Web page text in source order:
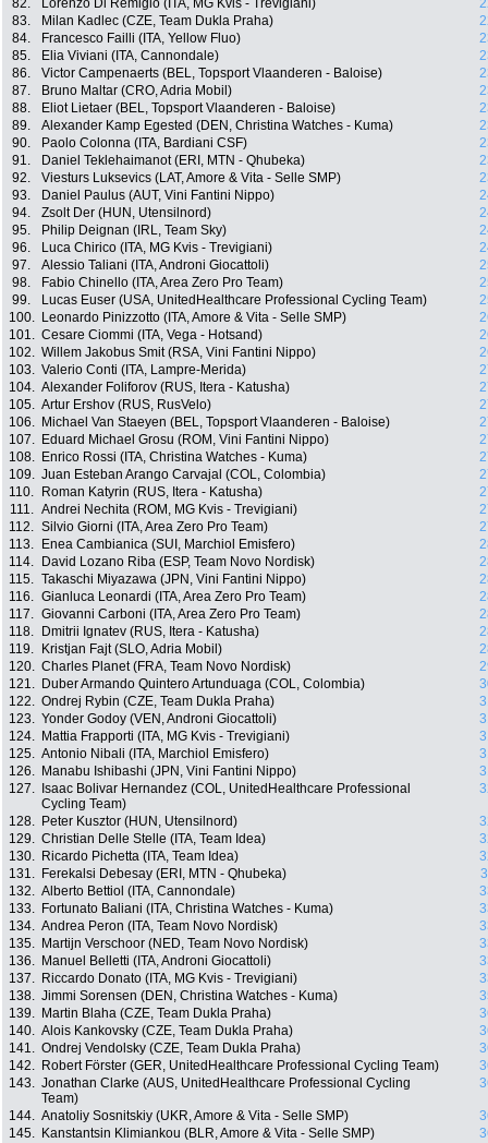
82.
Lorenzo Di Remigio (ITA, MG Kvis - Trevigiani)
83.
Milan Kadlec (CZE, Team Dukla Praha)
84.
Francesco Failli (ITA, Yellow Fluo)
85.
Elia Viviani (ITA, Cannondale)
86.
Victor Campenaerts (BEL, Topsport Vlaanderen - Baloise)
87.
Bruno Maltar (CRO, Adria Mobil)
88.
Eliot Lietaer (BEL, Topsport Vlaanderen - Baloise)
89.
Alexander Kamp Egested (DEN, Christina Watches - Kuma)
90.
Paolo Colonna (ITA, Bardiani CSF)
91.
Daniel Teklehaimanot (ERI, MTN - Qhubeka)
92.
Viesturs Luksevics (LAT, Amore & Vita - Selle SMP)
93.
Daniel Paulus (AUT, Vini Fantini Nippo)
94.
Zsolt Der (HUN, Utensilnord)
95.
Philip Deignan (IRL, Team Sky)
96.
Luca Chirico (ITA, MG Kvis - Trevigiani)
97.
Alessio Taliani (ITA, Androni Giocattoli)
98.
Fabio Chinello (ITA, Area Zero Pro Team)
99.
Lucas Euser (USA, UnitedHealthcare Professional Cycling Team)
100.
Leonardo Pinizzotto (ITA, Amore & Vita - Selle SMP)
101. Cesare Ciommi (ITA, Vega - Hotsand)
102. Willem Jakobus Smit (RSA, Vini Fantini Nippo)
103. Valerio Conti (ITA, Lampre-Merida)
104. Alexander Foliforov (RUS, Itera - Katusha)
105. Artur Ershov (RUS, RusVelo)
106.
Michael Van Staeyen (BEL, Topsport Vlaanderen - Baloise)
107.
Eduard Michael Grosu (ROM, Vini Fantini Nippo)
108.
Enrico Rossi (ITA, Christina Watches - Kuma)
109. Juan Esteban Arango Carvajal (COL, Colombia)
110.
Roman Katyrin (RUS, Itera - Katusha)
111. Andrei Nechita (ROM, MG Kvis - Trevigiani)
112. Silvio Giorni (ITA, Area Zero Pro Team)
113.
Enea Cambianica (SUI, Marchiol Emisfero)
114.
David Lozano Riba (ESP, Team Novo Nordisk)
115. Takaschi Miyazawa (JPN, Vini Fantini Nippo)
116. Gianluca Leonardi (ITA, Area Zero Pro Team)
117. Giovanni Carboni (ITA, Area Zero Pro Team)
118.
Dmitrii Ignatev (RUS, Itera - Katusha)
119.
Kristjan Fajt (SLO, Adria Mobil)
120. Charles Planet (FRA, Team Novo Nordisk)
121.
Duber Armando Quintero Artunduaga (COL, Colombia)
122. Ondrej Rybin (CZE, Team Dukla Praha)
123. Yonder Godoy (VEN, Androni Giocattoli)
124.
Mattia Frapporti (ITA, MG Kvis - Trevigiani)
125. Antonio Nibali (ITA, Marchiol Emisfero)
126.
Manabu Ishibashi (JPN, Vini Fantini Nippo)
127.
Isaac Bolivar Hernandez (COL, UnitedHealthcare Professional
Cycling Team)
128. Peter Kusztor (HUN, Utensilnord)
129. Christian Delle Stelle (ITA, Team Idea)
130.
Ricardo Pichetta (ITA, Team Idea)
131.
Ferekalsi Debesay (ERI, MTN - Qhubeka)
132. Alberto Bettiol (ITA, Cannondale)
133.
Fortunato Baliani (ITA, Christina Watches - Kuma)
134. Andrea Peron (ITA, Team Novo Nordisk)
135.
Martijn Verschoor (NED, Team Novo Nordisk)
136.
Manuel Belletti (ITA, Androni Giocattoli)
137.
Riccardo Donato (ITA, MG Kvis - Trevigiani)
138. Jimmi Sorensen (DEN, Christina Watches - Kuma)
139.
Martin Blaha (CZE, Team Dukla Praha)
140. Alois Kankovsky (CZE, Team Dukla Praha)
141. Ondrej Vendolsky (CZE, Team Dukla Praha)
142.
Robert Förster (GER, UnitedHealthcare Professional Cycling Team)
143. Jonathan Clarke (AUS, UnitedHealthcare Professional Cycling
Team)
144. Anatoliy Sosnitskiy (UKR, Amore & Vita - Selle SMP)
145.
Kanstantsin Klimiankou (BLR, Amore & Vita - Selle SMP)